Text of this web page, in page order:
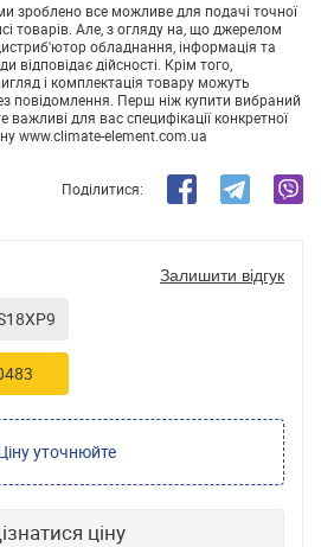
зроблено все можливе для подачі точної
товарів. Але, з огляду на, що джерелом
обладнання, інформація та
відповідає дійсності. Крім того,
і комплектація товару можуть
повідомлення. Перш ніж купити вибраний
для вас специфікації конкретної
www.climate-element.com.ua
Поділитися:
Залишити відгук
уточнюйте
ціну